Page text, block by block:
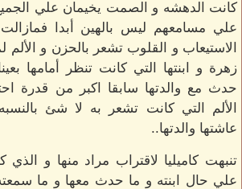
كانت الدهشه و الصمت يخيمان علي
علي مسامعهم ليس بالهين أبدا
الاستيعاب و القلوب تشعر بالحزن و
زهرة و ابنتها التي كانت تنظر أمامها
حدث مع والدتها سابقا اكبر من قدرة
الألم التي كانت تشعر به لا شئ بالنسبه
عاشتها والدتها..
تنبهت كاميليا لاقتراب مراد منها و الذي
علي حال ابنته و ما حدث معها و ما